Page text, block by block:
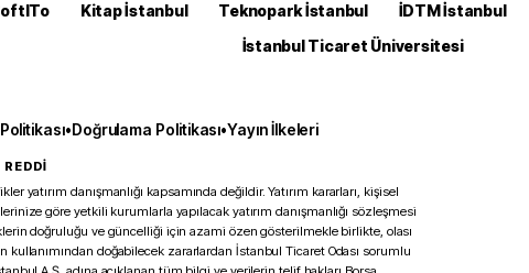
Kitap İstanbul Teknopark İstanbul İDTM İstanbul
İstanbul Ticaret Üniversitesi
•Doğrulama Politikası•Yayın İlkeleri
yatırım danışmanlığı kapsamında değildir. Yatırım kararları, kişisel
göre yetkili kurumlarla yapılacak yatırım danışmanlığı sözleşmesi
doğruluğu ve güncelliği için azami özen gösterilmekle birlikte, olası
doğabilecek zararlardan İstanbul Ticaret Odası sorumlu